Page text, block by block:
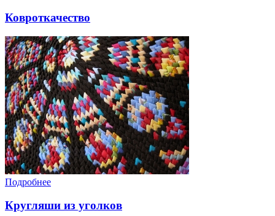
Ковроткачество
Подробнее
Кругляши из уголков